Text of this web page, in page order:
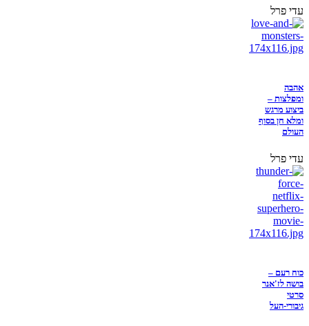
עדי פרל
אהבה
ומפלצות –
ביצוע מרגש
ומלא חן בסוף
העולם
עדי פרל
כוח רעם –
בושה לז'אנר
סרטי
גיבורי-העל